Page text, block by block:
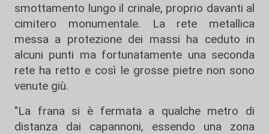
smottamento lungo il crinale, proprio davanti al
cimitero monumentale. La rete metallica
messa a protezione dei massi ha ceduto in
alcuni punti ma fortunatamente una seconda
rete ha retto e così le grosse pietre non sono
venute giù.
"La frana si è fermata a qualche metro di
distanza dai capannoni, essendo una zona